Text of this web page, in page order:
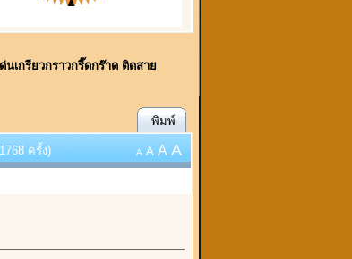
เกรียวกราวกรี๊ดกร๊าด ติดสาย
พิมพ์
ครั้ง) A A A A